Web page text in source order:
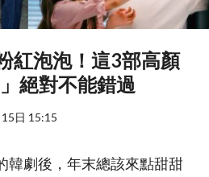
紅泡泡！這3部高顏
絕對不能錯過
日 15:15
韓劇後，年末總該來點甜甜